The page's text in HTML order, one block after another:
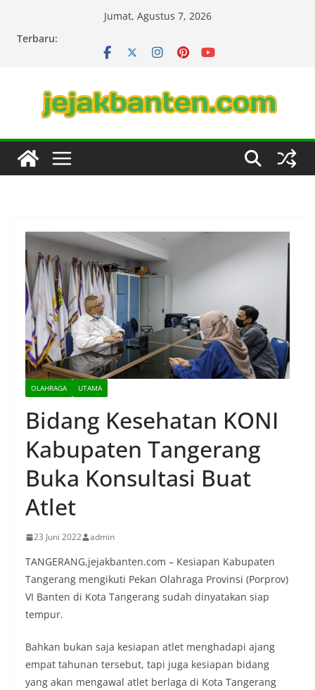
Jumat, Agustus 7, 2026
Terbaru:
OLAHRAGA UTAMA
Bidang Kesehatan KONI
Kabupaten Tangerang
Buka Konsultasi Buat
Atlet
23 Juni 2022 admin
TANGERANG,jejakbanten.com – Kesiapan Kabupaten
Tangerang mengikuti Pekan Olahraga Provinsi (Porprov)
VI Banten di Kota Tangerang sudah dinyatakan siap
tempur.
Bahkan bukan saja kesiapan atlet menghadapi ajang
empat tahunan tersebut, tapi juga kesiapan bidang
yang akan mengawal atlet berlaga di Kota Tangerang